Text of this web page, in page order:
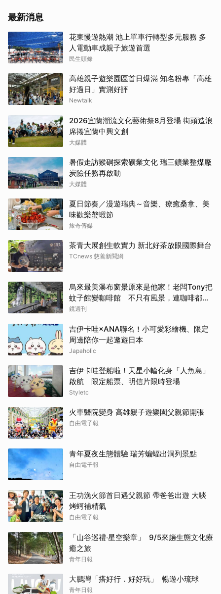
最新消息
花東慢遊熱潮 池上單車行轉型多元服務 多
人電動車成親子旅遊首選
民生頭條
高雄親子遊樂園區首日爆滿 知名粉專「高雄
好過日」實測好評
Newtalk
2026宜蘭潮流文化藝術祭8月登場 街頭造浪
席捲宜蘭中興文創
大媒體
暑假走訪猴硐探索礦業文化 瑞三鑛業整煤廠
炭險任務再啟動
大媒體
夏日節奏／漫遊瑞典～音樂、療癒桑拿、美
味歡樂螯蝦節
旅奇傳媒
茶青大展創生軟實力 新北好茶放眼國際舞台
TCnews 慈善新聞網
烏來最美瀑布窗景原來是他家！老闆Tony把
蚊子館變咖啡館 不只有風景，連咖啡都好
喝到讓人想再來
鏡週刊
吉伊卡哇×ANA聯名！小可愛彩繪機、限定
周邊陪你一起遨遊日本
Japaholic
吉伊卡哇登船啦！天星小輪化身「人魚島」
啟航 限定船票、明信片限時登場
Styletc
火車醫院變身 高雄親子遊樂園父親節開張
自由電子報
青年夏夜生態體驗 瑞芳蝙蝠出洞列景點
自由電子報
王功漁火節首日遇父親節 帶爸爸出遊 大啖
烤蚵補精氣
自由電子報
「山谷巡禮‧星空樂章」 9/5來趟生態文化療
癒之旅
青年日報
大鵬灣「搭好行．好好玩」 暢遊小琉球
青年日報